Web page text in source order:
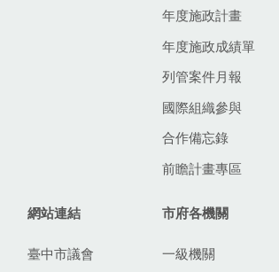
年度施政計畫
年度施政成績單
列管案件月報
國際組織參與
合作備忘錄
前瞻計畫專區
網站連結
臺中市議會
市府各機關
一級機關